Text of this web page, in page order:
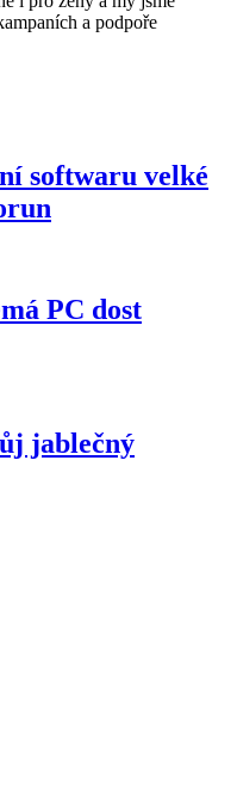
a podpoře
softwaru velké
PC dost
jablečný